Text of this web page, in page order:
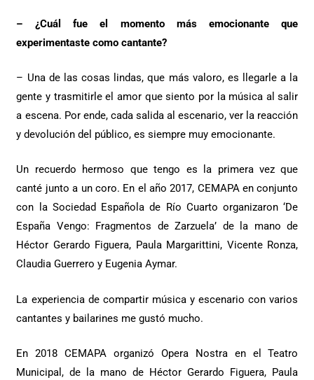
– ¿Cuál fue el momento más emocionante que
experimentaste como cantante?
– Una de las cosas lindas, que más valoro, es llegarle a la
gente y trasmitirle el amor que siento por la música al salir
a escena. Por ende, cada salida al escenario, ver la reacción
y devolución del público, es siempre muy emocionante.
Un recuerdo hermoso que tengo es la primera vez que
canté junto a un coro. En el año 2017, CEMAPA en conjunto
con la Sociedad Española de Río Cuarto organizaron ‘De
España Vengo: Fragmentos de Zarzuela’ de la mano de
Héctor Gerardo Figuera, Paula Margarittini, Vicente Ronza,
Claudia Guerrero y Eugenia Aymar.
La experiencia de compartir música y escenario con varios
cantantes y bailarines me gustó mucho.
En 2018 CEMAPA organizó Opera Nostra en el Teatro
Municipal, de la mano de Héctor Gerardo Figuera, Paula